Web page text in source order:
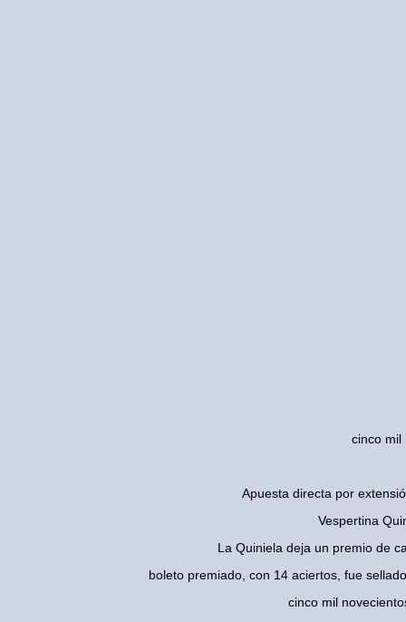
cinco mil
Apuesta directa por
Vespertina
La Quiniela deja un premio de
boleto premiado, con 14 aciertos, fue
cinco mil